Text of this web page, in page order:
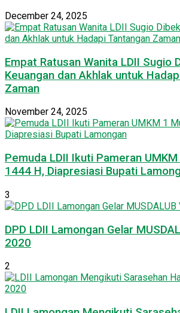
December 24, 2025
Empat Ratusan Wanita LDII Sugio
Keuangan dan Akhlak untuk
Zaman
November 24, 2025
Pemuda LDII Ikuti Pameran
1444 H, Diapresiasi Bupati
3
DPD LDII Lamongan Gelar
2020
2